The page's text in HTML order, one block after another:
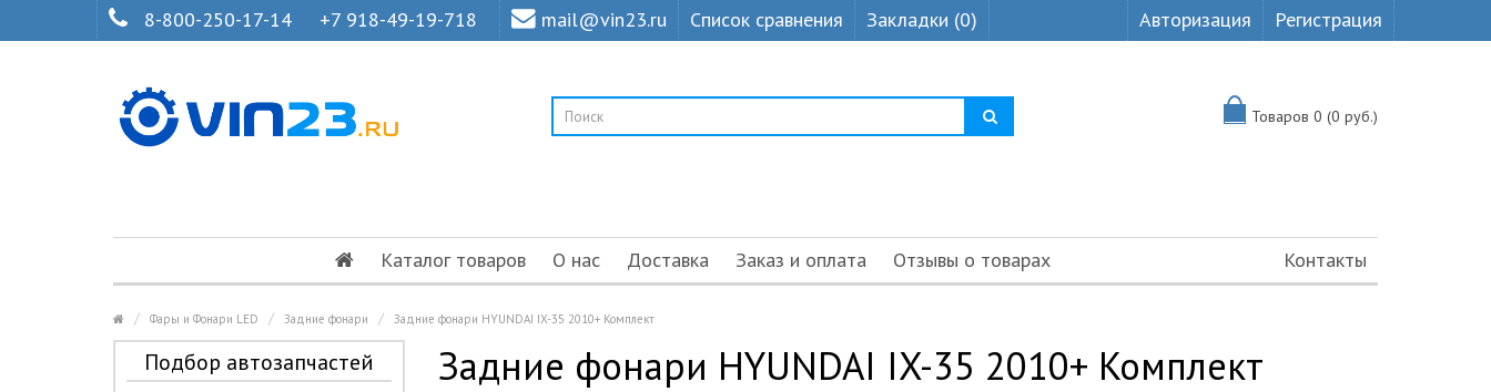
8-800-250-17-14 +7 918-49-19-718 mail@vin23.ru Список сравнения Закладки (0) Авторизация Регистрация
Товаров 0 (0 руб.)
Каталог товаров О нас Доставка Заказ и оплата Отзывы о товарах Контакты
Фары и Фонари LED Задние фонари Задние фонари HYUNDAI IX-35 2010+ Комплект
Подбор автозапчастей Задние фонари HYUNDAI IX-35 2010+ Комплект